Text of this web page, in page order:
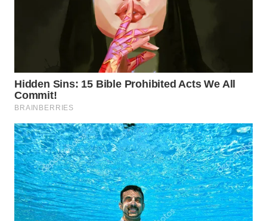
WAHANA
TRAVEL
WAHANA
TV
WAHANANEWS
ID
WAHANANEWS